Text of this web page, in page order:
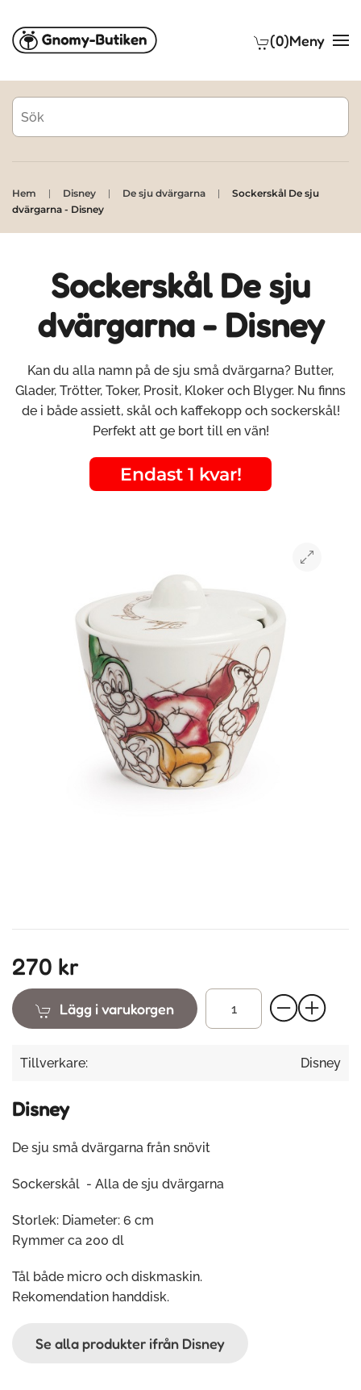
Skip to main content (0)Meny
Hem Disney De sju dvärgarna
Sockerskål De sju
dvärgarna - Disney
Sockerskål De sju
dvärgarna - Disney
Kan du alla namn på de sju små dvärgarna? Butter,
Glader, Trötter, Toker, Prosit, Kloker och Blyger. Nu finns
de i både assiett, skål och kaffekopp och sockerskål!
Perfekt att ge bort till en vän!
Endast 1 kvar!
270 kr
Lägg i varukorgen
Tillverkare: Disney
Disney
De sju små dvärgarna från snövit
Sockerskål - Alla de sju dvärgarna
Storlek: Diameter: 6 cm
Rymmer ca 200 dl
Tål både micro och diskmaskin.
Rekomendation handdisk.
Se alla produkter ifrån Disney